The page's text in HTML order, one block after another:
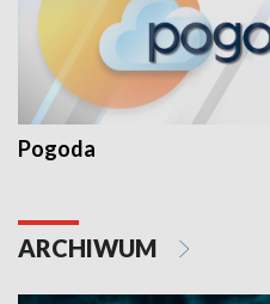
Pogoda
ARCHIWUM